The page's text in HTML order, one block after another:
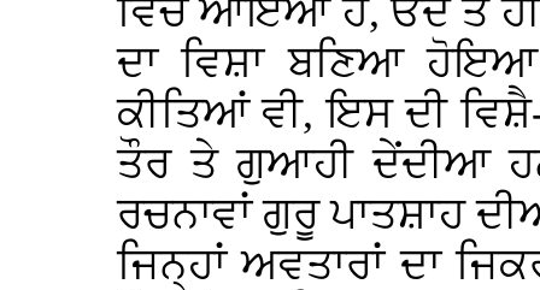
ਵਿੱਚ ਆਇਆ ਹੈ, ਓਦੋਂ ਤੋਂ ਹੀ
ਦਾ ਵਿਸ਼ਾ ਬਣਿਆ
ਕੀਤਿਆਂ ਵੀ, ਇਸ ਦੀ
ਤੌਰ ਤੇ ਗੁਆਹੀ ਦੇਂਦੀਆ
ਰਚਨਾਵਾਂ ਗੁਰੂ ਪਾਤਸ਼ਾਹ
ਜਿਨ੍ਹਾਂ ਅਵਤਾਰਾਂ ਦਾ